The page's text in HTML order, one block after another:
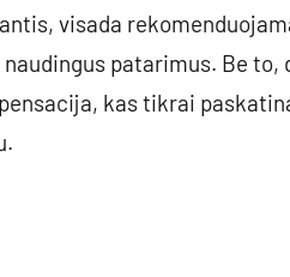
visada
patarimus. Be to,
kas tikrai